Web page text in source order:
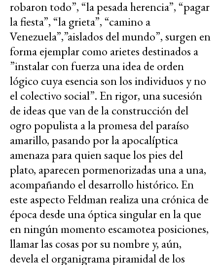
robaron todo”, “la pesada herencia”, “pagar
la fiesta”, “la grieta”, “camino a
Venezuela”,”aislados del mundo”, surgen en
forma ejemplar como arietes destinados a
”instalar con fuerza una idea de orden
lógico cuya esencia son los individuos y no
el colectivo social”. En rigor, una sucesión
de ideas que van de la construcción del
ogro populista a la promesa del paraíso
amarillo, pasando por la apocalíptica
amenaza para quien saque los pies del
plato, aparecen pormenorizadas una a una,
acompañando el desarrollo histórico. En
este aspecto Feldman realiza una crónica de
época desde una óptica singular en la que
en ningún momento escamotea posiciones,
llamar las cosas por su nombre y, aún,
devela el organigrama piramidal de los